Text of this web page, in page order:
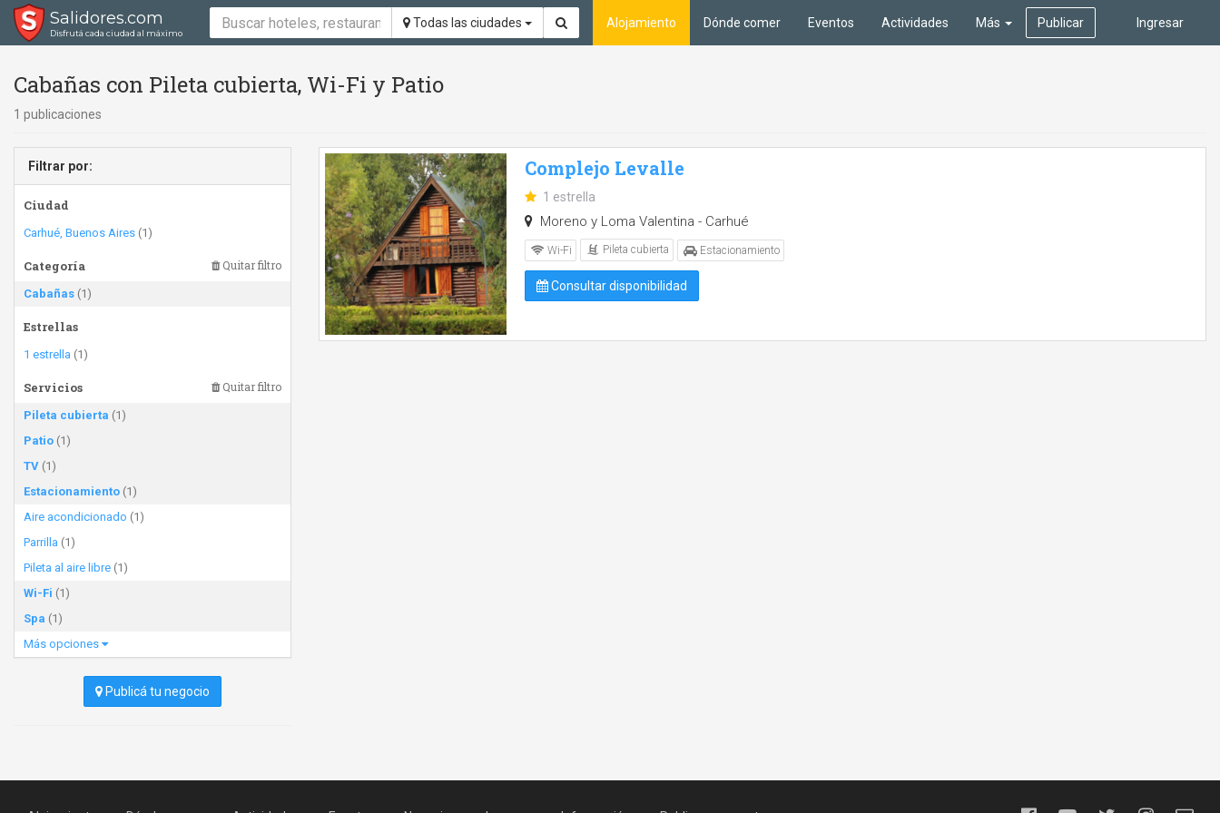
Salidores.com
Disfrutá cada ciudad al máximo
Todas las ciudades Ingresar
Alojamiento Dónde comer Eventos Actividades Más Publicar
Cabañas con Pileta cubierta, Wi-Fi y Patio
1 publicaciones
Filtrar por:
Ciudad
Carhué, Buenos Aires (1)
Categoría Quitar filtro
Cabañas (1)
Estrellas
1 estrella (1)
Servicios Quitar filtro
Pileta cubierta (1)
Patio (1)
TV (1)
Estacionamiento (1)
Aire acondicionado (1)
Parrilla (1)
Pileta al aire libre (1)
Wi-Fi (1)
Spa (1)
Más opciones
Publicá tu negocio
Complejo Levalle
1 estrella
Moreno y Loma Valentina - Carhué
Wi-Fi Pileta cubierta Estacionamiento
Consultar disponibilidad